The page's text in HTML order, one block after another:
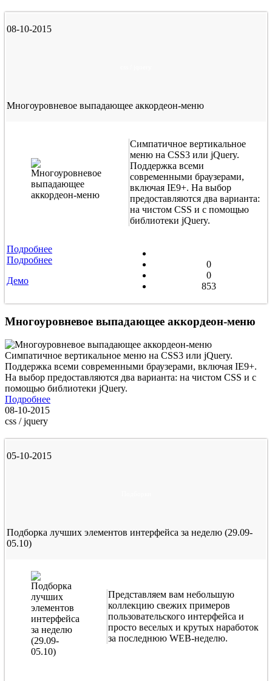
08-10-2015
Многоуровневое выпадающее аккордеон-меню
Симпатичное вертикальное
меню на CSS3 или jQuery.
Поддержка всеми
современными браузерами,
включая IE9+. На выбор
предоставляются два варианта:
на чистом CSS и с помощью
библиотеки jQuery.
Подробнее
Подробнее
Демо
0
0
853
Многоуровневое выпадающее аккордеон-меню
Симпатичное вертикальное меню на CSS3 или jQuery.
Поддержка всеми современными браузерами, включая IE9+.
На выбор предоставляются два варианта: на чистом CSS и с
помощью библиотеки jQuery.
Подробнее
08-10-2015
css / jquery
05-10-2015
Подборка лучших элементов интерфейса за неделю (29.09-
05.10)
Представляем вам небольшую
коллекцию свежих примеров
пользовательского интерфейса и
просто веселых и крутых наработок
за последнюю WEB-неделю.